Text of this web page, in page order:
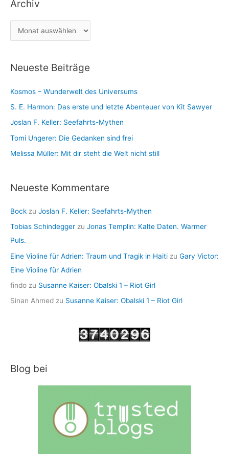
c
h
e
e
Archiv
r
h
v
Neueste Beiträge
Kosmos – Wunderwelt des Universums
S. E. Harmon: Das erste und letzte Abenteuer von Kit Sawyer
Joslan F. Keller: Seefahrts-Mythen
Tomi Ungerer: Die Gedanken sind frei
Melissa Müller: Mit dir steht die Welt nicht still
Neueste Kommentare
Bock zu Joslan F. Keller: Seefahrts-Mythen
Tobias Schindegger zu Jonas Templin: Kalte Daten. Warmer
Puls.
Eine Violine für Adrien: Traum und Tragik in Haiti zu Gary Victor:
Eine Violine für Adrien
findo zu Susanne Kaiser: Obalski 1 – Riot Girl
Sinan Ahmed zu Susanne Kaiser: Obalski 1 – Riot Girl
Blog bei